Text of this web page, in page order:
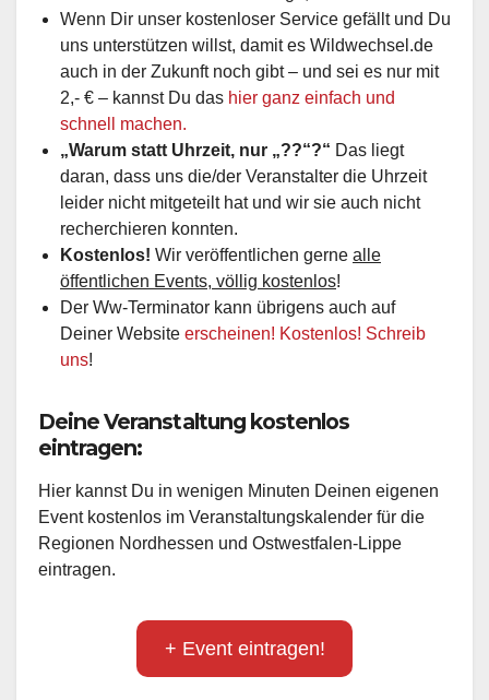
Wenn Dir unser kostenloser Service gefällt und Du
uns unterstützen willst, damit es Wildwechsel.de
auch in der Zukunft noch gibt – und sei es nur mit
2,- € – kannst Du das hier ganz einfach und
schnell machen.
„Warum statt Uhrzeit, nur „??“?“ Das liegt
daran, dass uns die/der Veranstalter die Uhrzeit
leider nicht mitgeteilt hat und wir sie auch nicht
recherchieren konnten.
Kostenlos! Wir veröffentlichen gerne alle
öffentlichen Events, völlig kostenlos!
Der Ww-Terminator kann übrigens auch auf
Deiner Website erscheinen! Kostenlos! Schreib
uns!
Deine Veranstaltung kostenlos
eintragen:
Hier kannst Du in wenigen Minuten Deinen eigenen
Event kostenlos im Veranstaltungskalender für die
Regionen Nordhessen und Ostwestfalen-Lippe
eintragen.
+ Event eintragen!